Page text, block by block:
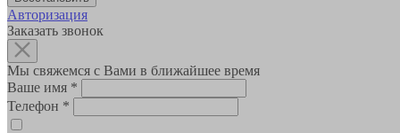
Авторизация
Заказать звонок
Мы свяжемся с Вами в ближайшее время
Ваше имя *
Телефон *